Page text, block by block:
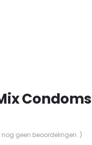
nog geen beoordelingen. )